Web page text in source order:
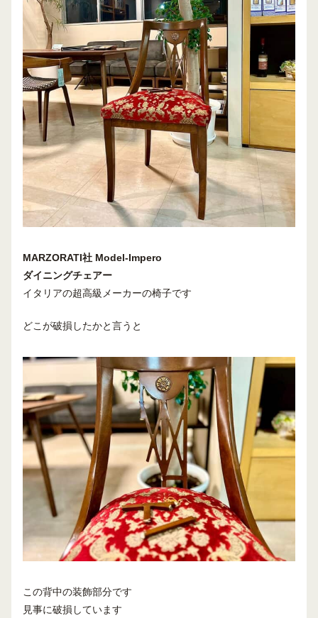
MARZORATI社 Model-Impero
ダイニングチェアー
イタリアの超高級メーカーの椅子です
どこが破損したかと言うと
この背中の装飾部分です
見事に破損しています